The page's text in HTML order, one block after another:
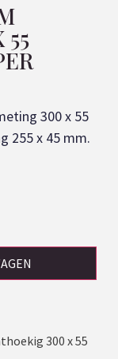
55
300 x 55
255 x 45 mm.
300 x 55